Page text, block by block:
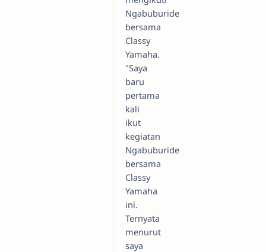
Ngabuburide
bersama
Classy
Yamaha.
"Saya
baru
pertama
kali
ikut
kegiatan
Ngabuburide
bersama
Classy
Yamaha
ini.
Ternyata
menurut
saya